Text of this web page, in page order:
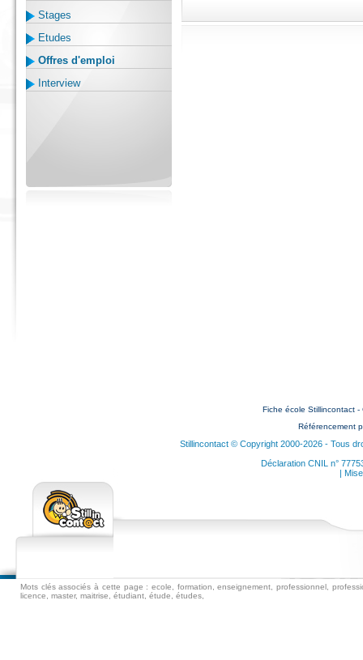
Stages
Etudes
Offres d'emploi
Interview
Fiche école Stillincontact -
Référencement
Stillincontact © Copyright 2000-2026 - Tous
Déclaration CNIL n°
|
Mots clés associés à cette page : ecole, formation, enseignement, professionnel,
licence, master, maitrise, étudiant, étude, études,